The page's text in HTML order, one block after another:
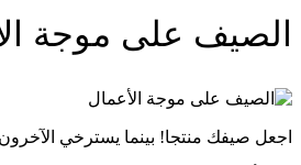
الصيف على موجة
اجعل صيفك منتجا! بينما يسترخي الآخرون ، استخدم